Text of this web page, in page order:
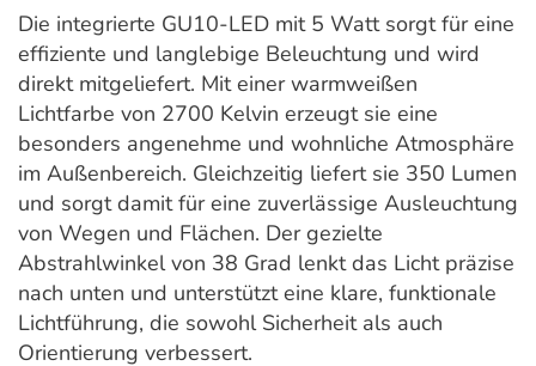
Die integrierte GU10-LED mit 5 Watt sorgt für eine
effiziente und langlebige Beleuchtung und wird
direkt mitgeliefert. Mit einer warmweißen
Lichtfarbe von 2700 Kelvin erzeugt sie eine
besonders angenehme und wohnliche Atmosphäre
im Außenbereich. Gleichzeitig liefert sie 350 Lumen
und sorgt damit für eine zuverlässige Ausleuchtung
von Wegen und Flächen. Der gezielte
Abstrahlwinkel von 38 Grad lenkt das Licht präzise
nach unten und unterstützt eine klare, funktionale
Lichtführung, die sowohl Sicherheit als auch
Orientierung verbessert.